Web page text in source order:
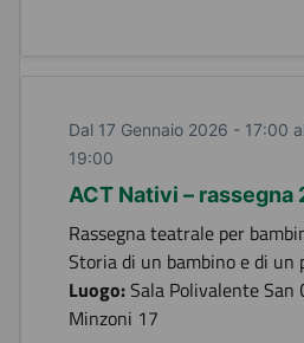
Dal 17 Gennaio 2026 - 17:00
19:00
ACT Nativi –
Rassegna teatrale per
Storia di un bambino e di un
Luogo:Sala Polivalente San
Minzoni 17